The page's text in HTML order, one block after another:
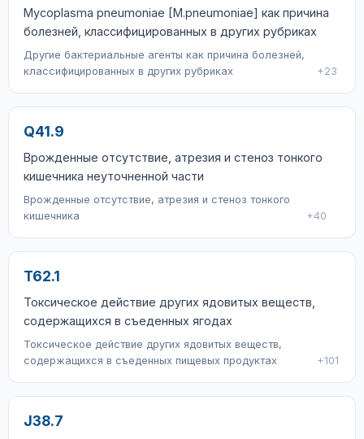
Mycoplasma pneumoniae [M.pneumoniae] как причина
болезней, классифицированных в других рубриках
Другие бактериальные агенты как причина болезней,
классифицированных в других рубриках
+23
Q41.9
Врожденные отсутствие, атрезия и стеноз тонкого
кишечника неуточненной части
Врожденные отсутствие, атрезия и стеноз тонкого
кишечника
+40
T62.1
Токсическое действие других ядовитых веществ,
содержащихся в съеденных ягодах
Токсическое действие других ядовитых веществ,
содержащихся в съеденных пищевых продуктах
+101
J38.7